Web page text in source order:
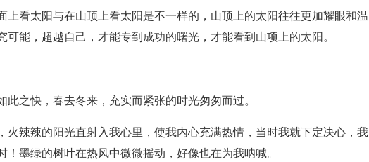
上看太阳与在山顶上看太阳是不一样的，山顶上的太阳往往更加耀眼和温
可能，超越自己，才能专到成功的曙光，才能看到山项上的太阳。
此之快，春去冬来，充实而紧张的时光匆匆而过。
火辣辣的阳光直射入我心里，使我内心充满热情，当时我就下定决心，我
！墨绿的树叶在热风中微微摇动，好像也在为我呐喊。